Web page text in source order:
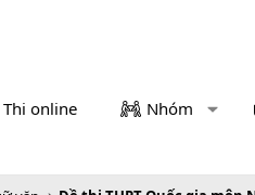
Thi online Nhóm